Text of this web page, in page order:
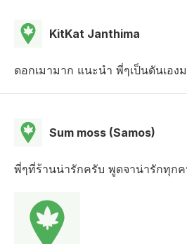
KitKat Janthima
ดอกเมามาก แนะนำ พี่ๆเป็นดันเอง
Sum moss (Samos)
พี่ๆที่ร้านน่ารักครับ พูดจาน่ารักทุกค